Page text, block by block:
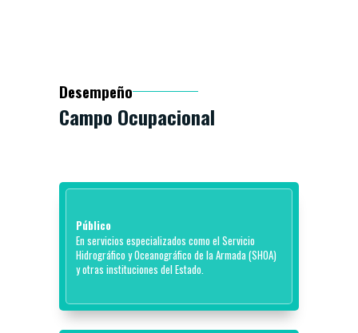
Desempeño
Campo Ocupacional
Público
En servicios especializados como el Servicio
Hidrográfico y Oceanográfico de la Armada (SHOA)
y otras instituciones del Estado.